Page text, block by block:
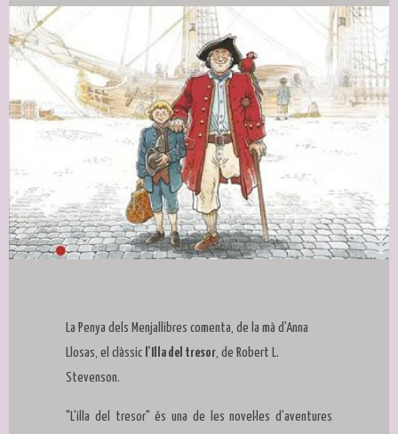
La Penya dels Menjallibres comenta, de la mà d'Anna
Llosas, el clàssic l'Illa del tresor, de Robert L.
Stevenson.
"L'illa del tresor" és una de les novel·les d'aventures